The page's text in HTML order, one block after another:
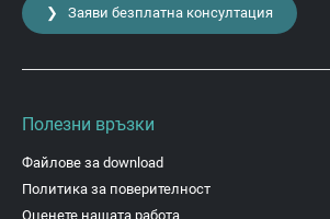
❯ Заяви безплатна консултация
Полезни връзки
Файлове за download
Политика за поверителност
Оценете нашата работа